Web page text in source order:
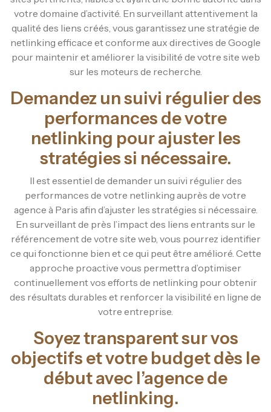
votre domaine d’activité. En surveillant attentivement la
qualité des liens créés, vous garantissez une stratégie de
netlinking efficace et conforme aux directives de Google
pour maintenir et améliorer la visibilité de votre site web
sur les moteurs de recherche.
Demandez un suivi régulier des
performances de votre
netlinking pour ajuster les
stratégies si nécessaire.
Il est essentiel de demander un suivi régulier des
performances de votre netlinking auprès de votre
agence à Paris afin d’ajuster les stratégies si nécessaire.
En surveillant de près l’impact des liens entrants sur le
référencement de votre site web, vous pourrez identifier
ce qui fonctionne bien et ce qui peut être amélioré. Cette
approche proactive vous permettra d’optimiser
continuellement vos efforts de netlinking pour obtenir
des résultats durables et renforcer la visibilité en ligne de
votre entreprise.
Soyez transparent sur vos
objectifs et votre budget dès le
début avec l’agence de
netlinking.